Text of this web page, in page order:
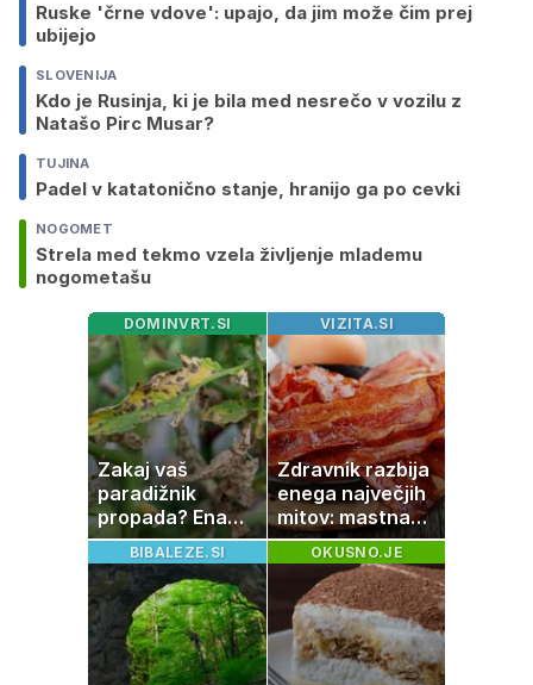
Ruske 'črne vdove': upajo, da jim može čim prej
ubijejo
SLOVENIJA
Kdo je Rusinja, ki je bila med nesrečo v vozilu z
Natašo Pirc Musar?
TUJINA
Padel v katatonično stanje, hranijo ga po cevki
NOGOMET
Strela med tekmo vzela življenje mlademu
nogometašu
DOMINVRT.SI
Zakaj vaš
paradižnik
propada? Ena
napaka lahko
uniči rastline –
tako jih rešite
VIZITA.SI
Zdravnik razbija
enega največjih
mitov: mastna
jetra ne
nastanejo zaradi
slanine, temveč
zaradi živila, ki
ga imamo vsi
radi
BIBALEZE.SI OKUSNO.JE